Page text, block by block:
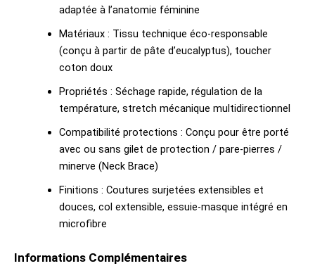
adaptée à l’anatomie féminine
Matériaux : Tissu technique éco-responsable
(conçu à partir de pâte d’eucalyptus), toucher
coton doux
Propriétés : Séchage rapide, régulation de la
température, stretch mécanique multidirectionnel
Compatibilité protections : Conçu pour être porté
avec ou sans gilet de protection / pare-pierres /
minerve (Neck Brace)
Finitions : Coutures surjetées extensibles et
douces, col extensible, essuie-masque intégré en
microfibre
Informations Complémentaires